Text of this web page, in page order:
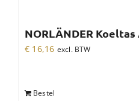
NORLÄNDER
€ 16,16 excl. BTW
Bestel